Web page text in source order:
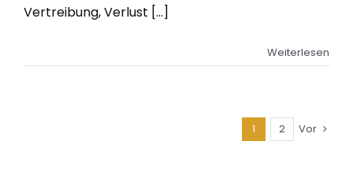
Vertreibung, Verlust [...]
Weiterlesen
1 2 Vor